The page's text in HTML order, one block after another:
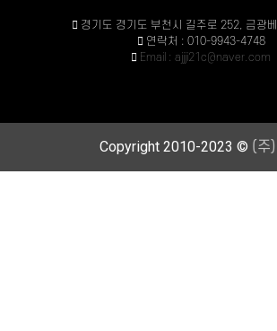
경기도 경기도 부천시 길주로 252, 금광
연락처 : 010-9943-4748
Email : ajjji21c@naver.com
Copyright 2010-2023 © (주